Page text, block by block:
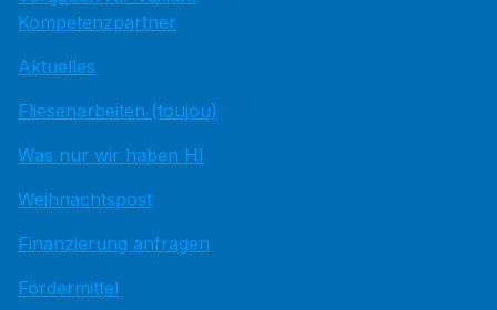
Kompetenzpartner
Aktuelles
Fliesenarbeiten (toujou)
Was nur wir haben HI
Weihnachtspost
Finanzierung anfragen
Fördermittel